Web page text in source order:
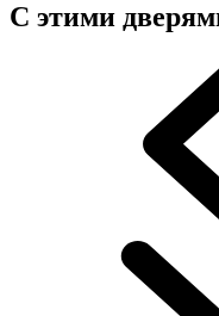
С этими